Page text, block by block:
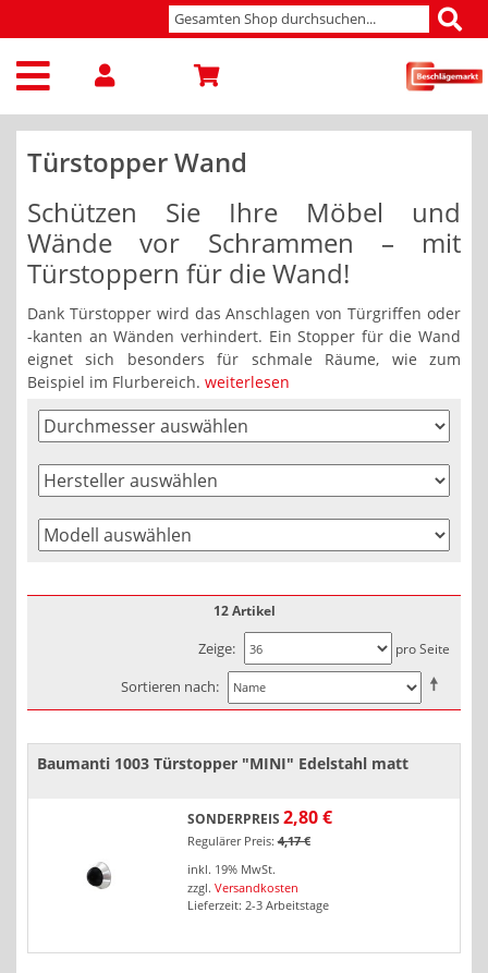
Türstopper Wand
Schützen Sie Ihre Möbel und
Wände vor Schrammen – mit
Türstoppern für die Wand!
Dank Türstopper wird das Anschlagen von Türgriffen oder
-kanten an Wänden verhindert. Ein Stopper für die Wand
eignet sich besonders für schmale Räume, wie zum
Beispiel im Flurbereich. weiterlesen
12 Artikel
Zeige pro Seite
Sortieren nach
Baumanti 1003 Türstopper "MINI" Edelstahl matt
SONDERPREIS 2,80 €
Regulärer Preis: 4,17 €
inkl. 19% MwSt.
zzgl. Versandkosten
Lieferzeit: 2-3 Arbeitstage